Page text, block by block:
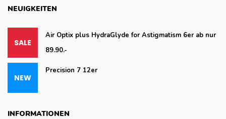
NEUIGKEITEN
Air Optix plus HydraGlyde for Astigmatism 6er ab nur
89.90.-
Precision 7 12er
INFORMATIONEN